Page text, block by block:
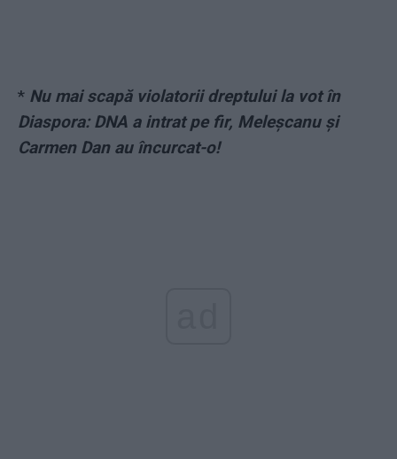
* Nu mai scapă violatorii dreptului la vot în
Diaspora: DNA a intrat pe fir, Meleşcanu şi
Carmen Dan au încurcat-o!